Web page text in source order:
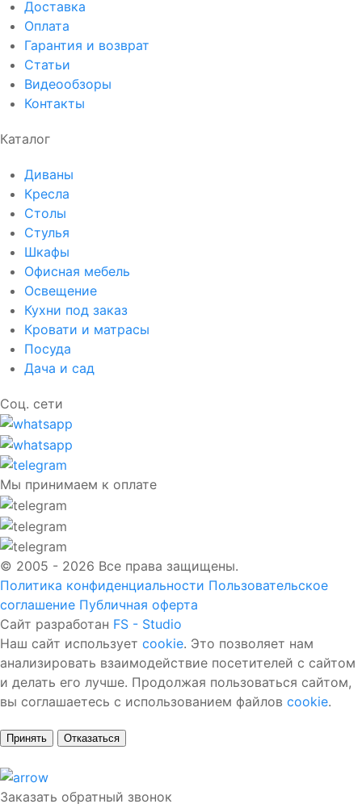
Доставка
Оплата
Гарантия и возврат
Статьи
Видеообзоры
Контакты
Каталог
Диваны
Кресла
Столы
Стулья
Шкафы
Офисная мебель
Освещение
Кухни под заказ
Кровати и матрасы
Посуда
Дача и сад
Соц. сети
Мы принимаем к оплате
© 2005 - 2026 Все права защищены.
Политика конфиденциальности Пользовательское
соглашение Публичная оферта
Сайт разработан FS - Studio
Наш сайт использует cookie. Это позволяет нам
анализировать взаимодействие посетителей с сайтом
и делать его лучше. Продолжая пользоваться сайтом,
вы соглашаетесь с использованием файлов cookie.
Принять Отказаться
Заказать обратный звонок